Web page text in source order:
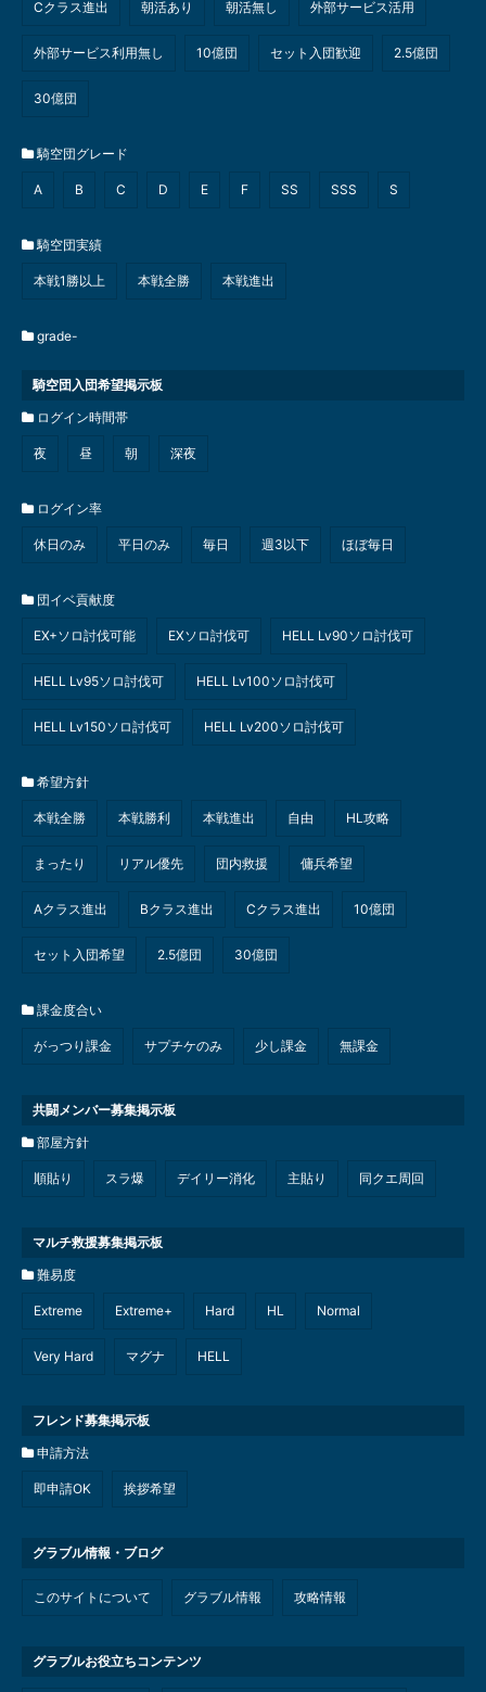
Cクラス進出 朝活あり 朝活無し 外部サービス活用
外部サービス利用無し 10億団 セット入団歓迎 2.5億団
30億団
騎空団グレード
A B C D E F SS SSS S
騎空団実績
本戦1勝以上 本戦全勝 本戦進出
grade-
騎空団入団希望掲示板
ログイン時間帯
夜 昼 朝 深夜
ログイン率
休日のみ 平日のみ 毎日 週3以下 ほぼ毎日
団イベ貢献度
EX+ソロ討伐可能 EXソロ討伐可 HELL Lv90ソロ討伐可
HELL Lv95ソロ討伐可 HELL Lv100ソロ討伐可
HELL Lv150ソロ討伐可 HELL Lv200ソロ討伐可
希望方針
本戦全勝 本戦勝利 本戦進出 自由 HL攻略
まったり リアル優先 団内救援 傭兵希望
Aクラス進出 Bクラス進出 Cクラス進出 10億団
セット入団希望 2.5億団 30億団
課金度合い
がっつり課金 サプチケのみ 少し課金 無課金
共闘メンバー募集掲示板
部屋方針
順貼り スラ爆 デイリー消化 主貼り 同クエ周回
マルチ救援募集掲示板
難易度
Extreme Extreme+ Hard HL Normal
Very Hard マグナ HELL
フレンド募集掲示板
申請方法
即申請OK 挨拶希望
グラブル情報・ブログ
このサイトについて グラブル情報 攻略情報
グラブルお役立ちコンテンツ